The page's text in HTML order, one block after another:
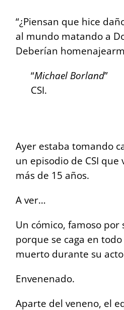
“¿Piensan que hice
al mundo matando a
Deberían
“Michael Borland”
CSI.
Ayer estaba tomando
un episodio de CSI que
más de 15 años.
A ver…
Un cómico, famoso por
porque se caga en
muerto durante su
Envenenado.
Aparte del veneno, el